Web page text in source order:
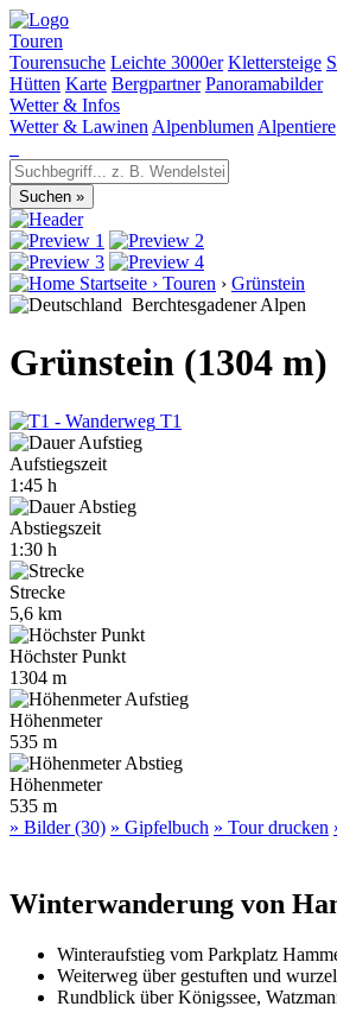
Touren
Tourensuche Leichte 3000er Klettersteige
Hütten Karte Bergpartner Panoramabilder
Wetter & Infos
Wetter & Lawinen Alpenblumen Alpentiere
Startseite › Touren › Grünstein
Berchtesgadener Alpen
Grünstein (1304
T1
Aufstiegszeit
1:45 h
Abstiegszeit
1:30 h
Strecke
5,6 km
Höchster Punkt
1304 m
Höhenmeter
535 m
Höhenmeter
535 m
» Bilder (30) » Gipfelbuch » Tour drucken
Winterwanderung von
Winteraufstieg vom Parkplatz
Weiterweg über gestuften und
Rundblick über Königssee,